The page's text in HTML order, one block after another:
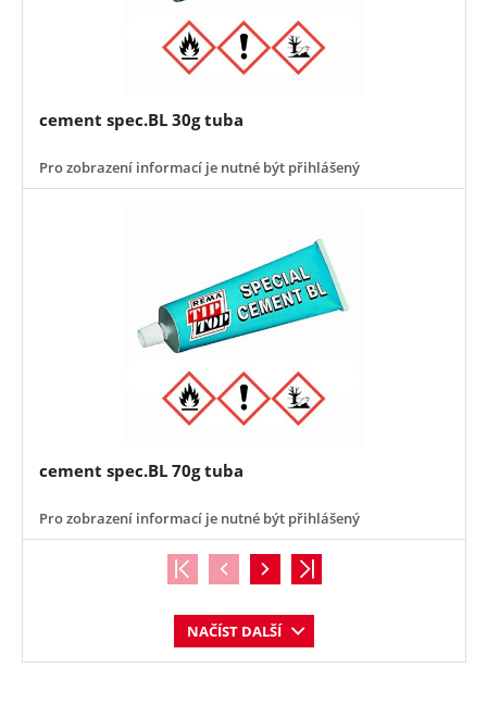
cement spec.BL 30g tuba
Pro zobrazení informací je nutné být přihlášený
cement spec.BL 70g tuba
Pro zobrazení informací je nutné být přihlášený
NAČÍST DALŠÍ